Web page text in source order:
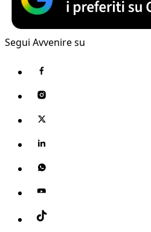
Segui Avvenire su